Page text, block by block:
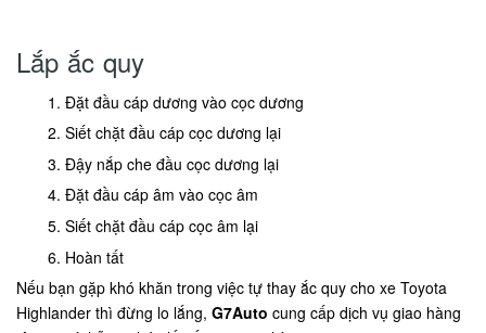
Lắp ắc quy
Đặt đầu cáp dương vào cọc dương
Siết chặt đầu cáp cọc dương lại
Đậy nắp che đầu cọc dương lại
Đặt đầu cáp âm vào cọc âm
Siết chặt đầu cáp cọc âm lại
Hoàn tất
Nếu bạn gặp khó khăn trong việc tự thay ắc quy cho xe Toyota
Highlander thì đừng lo lắng, G7Auto cung cấp dịch vụ giao hàng